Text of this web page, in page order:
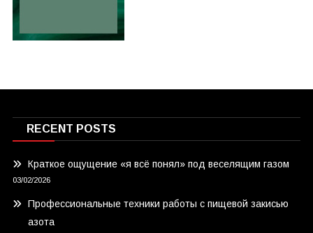
RECENT POSTS
Краткое ощущение «я всё понял» под веселящим газом
03/02/2026
Профессиональные техники работы с пищевой закисью
азота